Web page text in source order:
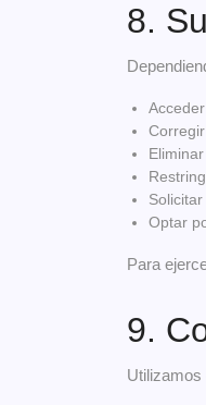
8.
Optar
Para
9.